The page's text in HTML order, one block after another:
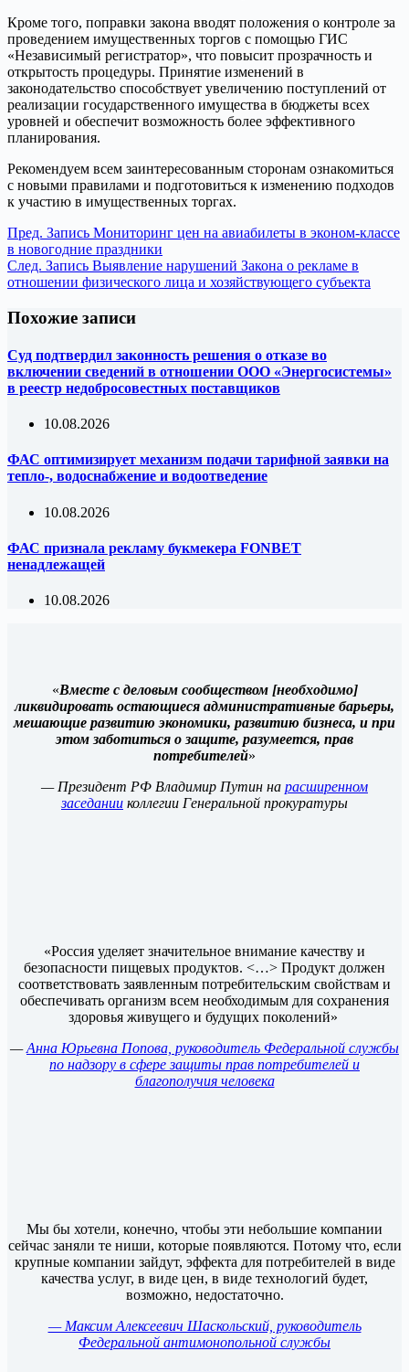
Кроме того, поправки закона вводят положения о контроле за
проведением имущественных торгов с помощью ГИС
«Независимый регистратор», что повысит прозрачность и
открытость процедуры. Принятие изменений в
законодательство способствует увеличению поступлений от
реализации государственного имущества в бюджеты всех
уровней и обеспечит возможность более эффективного
планирования.
Рекомендуем всем заинтересованным сторонам ознакомиться
с новыми правилами и подготовиться к изменению подходов
к участию в имущественных торгах.
Пред. Запись Мониторинг цен на авиабилеты в эконом-классе
в новогодние праздники
След. Запись Выявление нарушений Закона о рекламе в
отношении физического лица и хозяйствующего субъекта
Похожие записи
Суд подтвердил законность решения о отказе во
включении сведений в отношении ООО «Энергосистемы»
в реестр недобросовестных поставщиков
10.08.2026
ФАС оптимизирует механизм подачи тарифной заявки на
тепло-, водоснабжение и водоотведение
10.08.2026
ФАС признала рекламу букмекера FONBET
ненадлежащей
10.08.2026
«Вместе с деловым сообществом [необходимо]
ликвидировать остающиеся административные барьеры,
мешающие развитию экономики, развитию бизнеса, и при
этом заботиться о защите, разумеется, прав
потребителей»
— Президент РФ Владимир Путин на расширенном
заседании коллегии Генеральной прокуратуры
«Россия уделяет значительное внимание качеству и
безопасности пищевых продуктов. <…> Продукт должен
соответствовать заявленным потребительским свойствам и
обеспечивать организм всем необходимым для сохранения
здоровья живущего и будущих поколений»
—Анна Юрьевна Попова, руководитель Федеральной службы
по надзору в сфере защиты прав потребителей и
благополучия человека
Мы бы хотели, конечно, чтобы эти небольшие компании
сейчас заняли те ниши, которые появляются. Потому что, если
крупные компании зайдут, эффекта для потребителей в виде
качества услуг, в виде цен, в виде технологий будет,
возможно, недостаточно.
— Максим Алексеевич Шаскольский, руководитель
Федеральной антимонопольной службы